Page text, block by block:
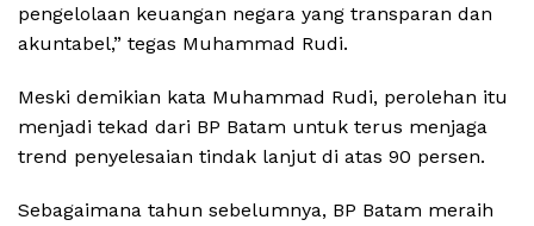
pengelolaan keuangan negara yang transparan dan
akuntabel,” tegas Muhammad Rudi.
Meski demikian kata Muhammad Rudi, perolehan itu
menjadi tekad dari BP Batam untuk terus menjaga
trend penyelesaian tindak lanjut di atas 90 persen.
Sebagaimana tahun sebelumnya, BP Batam meraih